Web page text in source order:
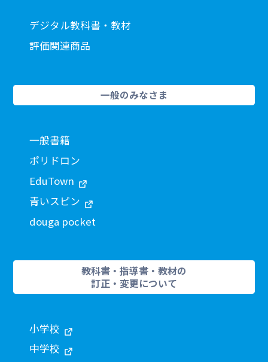
デジタル教科書・教材
評価関連商品
一般のみなさま
一般書籍
ポリドロン
EduTown
青いスピン
douga pocket
教科書・指導書・教材の
訂正・変更について
小学校
中学校